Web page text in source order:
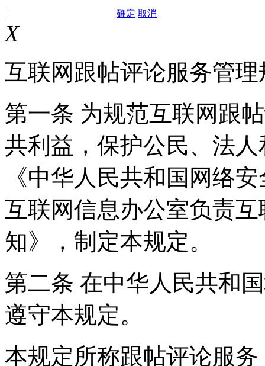
确定 取消
X
互联网跟帖评论服务管理
第一条 为规范互联网跟
共利益，保护公民、法
《中华人民共和国网络
互联网信息办公室负责
知》，制定本规定。
第二条 在中华人民共和
遵守本规定。
本规定所称跟帖评论服